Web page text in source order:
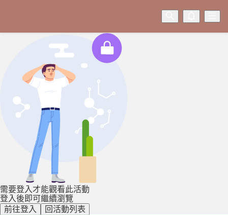
需要登入才能觀看此活動
登入後即可繼續瀏覽
前往登入
回活動列表